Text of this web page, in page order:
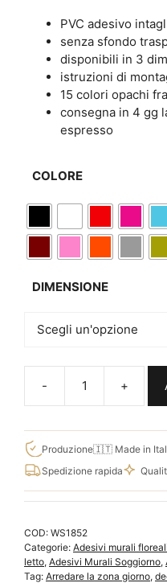
a
€20,00
PVC adesivo
senza sfondo
disponibili in 3
istruzioni di
15 colori opachi
consegna in 4 gg
espresso
COLORE
DIMENSIONE
da
Produzione🇮🇹 Made in
Spedizione rapida
COD: WS1852
Categorie: Adesivi murali
letto, Adesivi Murali Soggiorno,
Tag: Arredare la zona giorno,